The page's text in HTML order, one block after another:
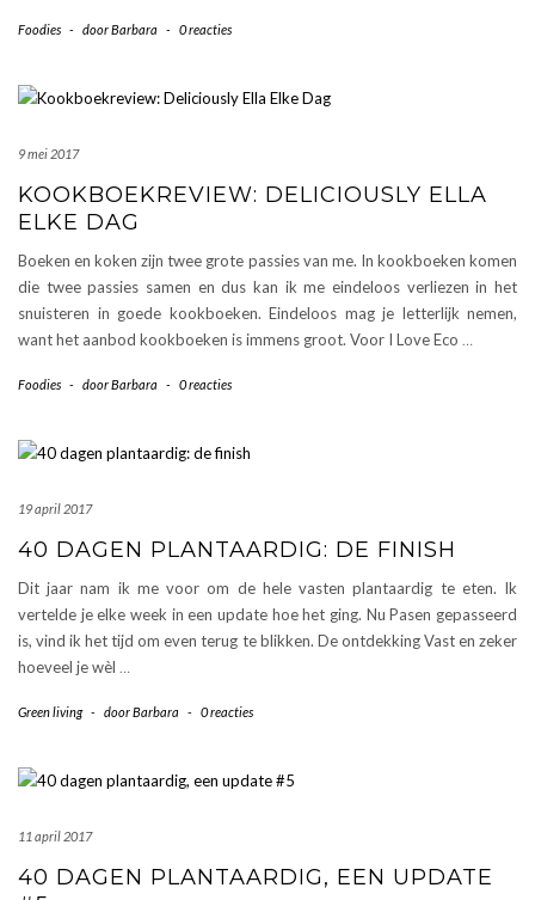
Foodies - doorBarbara - 0 reacties
9 mei 2017
KOOKBOEKREVIEW: DELICIOUSLY ELLA
ELKE DAG
Boeken en koken zijn twee grote passies van me. In kookboeken komen
die twee passies samen en dus kan ik me eindeloos verliezen in het
snuisteren in goede kookboeken. Eindeloos mag je letterlijk nemen,
want het aanbod kookboeken is immens groot. Voor I Love Eco …
Foodies - doorBarbara - 0 reacties
19 april 2017
40 DAGEN PLANTAARDIG: DE FINISH
Dit jaar nam ik me voor om de hele vasten plantaardig te eten. Ik
vertelde je elke week in een update hoe het ging. Nu Pasen gepasseerd
is, vind ik het tijd om even terug te blikken. De ontdekking Vast en zeker
hoeveel je wèl …
Green living - doorBarbara - 0 reacties
11 april 2017
40 DAGEN PLANTAARDIG, EEN UPDATE